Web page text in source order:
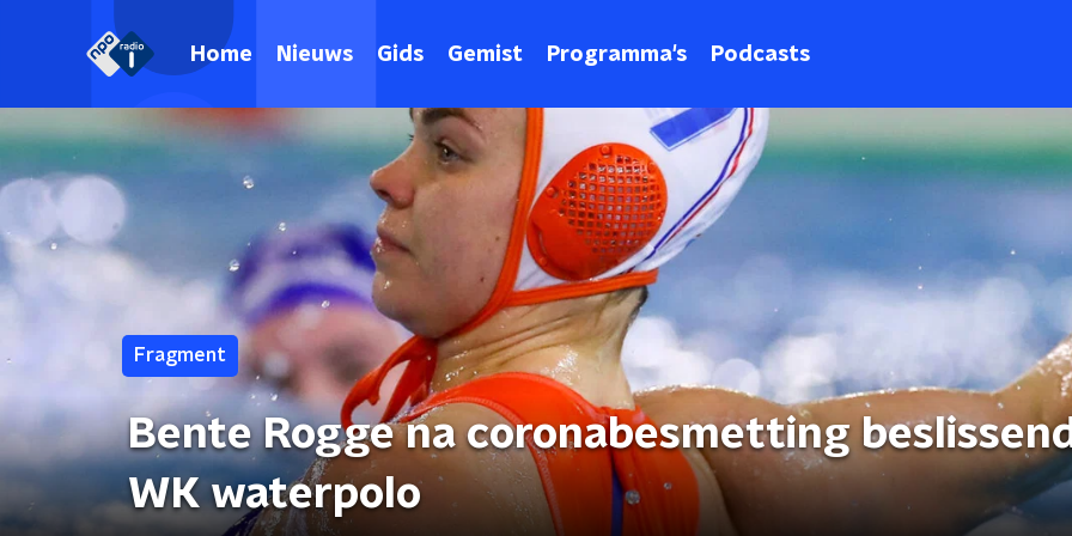
Home Nieuws Gids Gemist Programma's Podcasts
Fragment
Bente Rogge na coronabesmetting
WK waterpolo